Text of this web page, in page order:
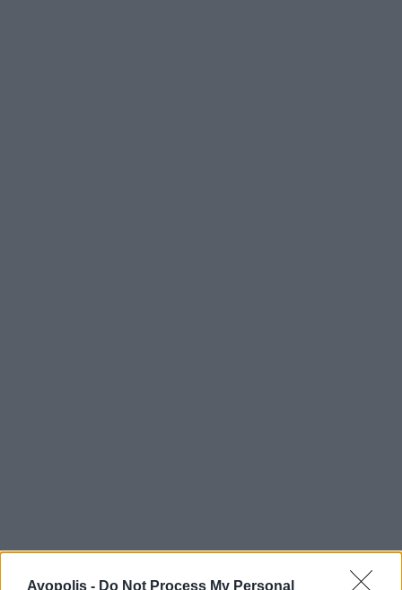
Avopolis - Do Not Process My Personal